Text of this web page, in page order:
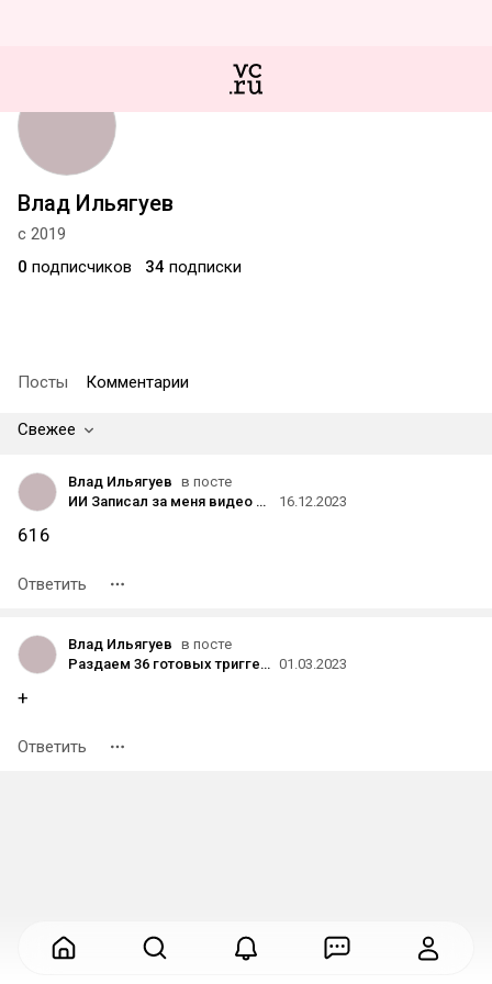
Влад Ильягуев
с 2019
0 подписчиков 34 подписки
Посты Комментарии
Свежее
Влад Ильягуев в посте
ИИ Записал за меня видео для Youtube
16.12.2023
616
Ответить
Влад Ильягуев в посте
Раздаем 36 готовых триггерных сценариев для онлайн-школ бесплатно без регистрации и смс 01.03.2023
+
Ответить